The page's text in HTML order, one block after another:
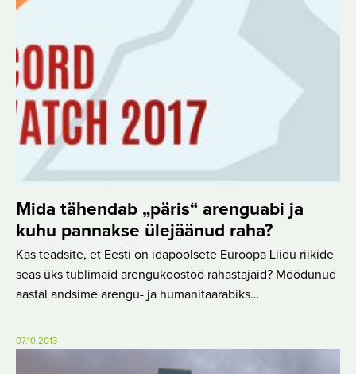
Mida tähendab „päris“ arenguabi ja
kuhu pannakse ülejäänud raha?
Kas teadsite, et Eesti on idapoolsete Euroopa Liidu riikide
seas üks tublimaid arengukoostöö rahastajaid? Möödunud
aastal andsime arengu- ja humanitaarabiks…
07.10.2013